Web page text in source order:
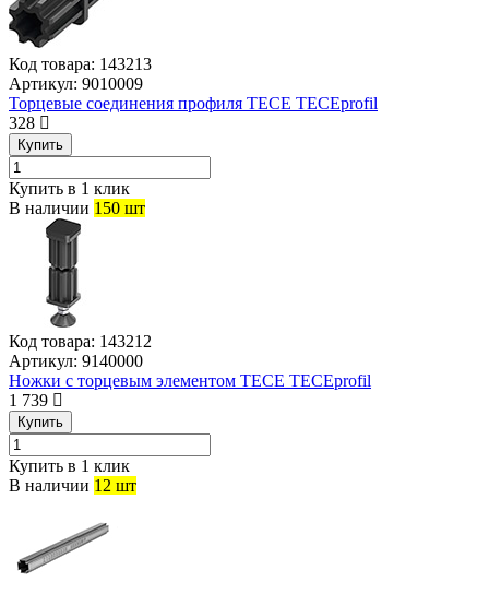
Код товара: 143213
Артикул: 9010009
Торцевые соединения профиля TECE TECEprofil
328
Купить
Купить в 1 клик
В наличии 150 шт
Код товара: 143212
Артикул: 9140000
Ножки с торцевым элементом TECE TECEprofil
1 739
Купить
Купить в 1 клик
В наличии 12 шт